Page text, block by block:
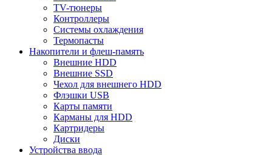
TV-тюнеры
Контроллеры
Системы охлаждения
Термопасты
Накопители и флеш-память
Внешние HDD
Внешние SSD
Чехол для внешнего HDD
Флэшки USB
Карты памяти
Карманы для HDD
Картридеры
Диски
Устройства ввода